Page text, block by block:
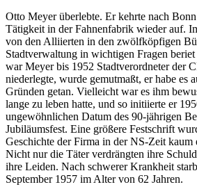
Otto Meyer überlebte. Er kehrte nach
Tätigkeit in der Fahnenfabrik wieder auf.
von den Alliierten in den zwölfköpfigen
Stadtverwaltung in wichtigen Fragen
war Meyer bis 1952 Stadtverordneter der
niederlegte, wurde gemutmaßt, er habe es
Gründen getan. Vielleicht war es ihm
lange zu leben hatte, und so initiierte er
ungewöhnlichen Datum des 90-jährigen
Jubiläumsfest. Eine größere Festschrift
Geschichte der Firma in der NS-Zeit kaum
Nicht nur die Täter verdrängten ihre
ihre Leiden. Nach schwerer Krankheit
September 1957 im Alter von 62 Jahren.